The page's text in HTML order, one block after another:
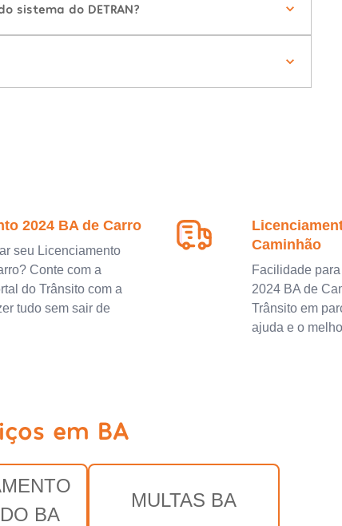
sistema do DETRAN?
2024 BA de Carro
seu Licenciamento
Conte com a
do Trânsito com a
tudo sem sair de
Caminhão
Facilidade
2024 BA de
Trânsito em
ajuda e o
em BA
BA
MULTAS BA